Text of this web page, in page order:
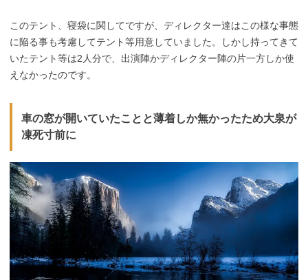
このテント、寝袋に関してですが、ディレクター達はこの様な事態
に陥る事も考慮してテント等用意していました。しかし持ってきて
いたテント等は2人分で、出演陣かディレクター陣の片一方しか使
えなかったのです。
車の窓が開いていたことと薄着しか無かったため大泉が
凍死寸前に